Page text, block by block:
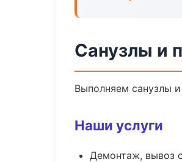
Санузлы и
Выполняем санузлы
Наши услуги
Демонтаж, вывоз